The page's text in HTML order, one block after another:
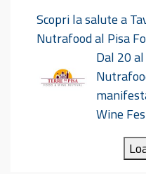
contemporanea:
sperimentali nel
nell’ambito del
sperimentali_15-
Scopri la salute a
Nutrafood al Pisa
Dal 20
Wine
iniziative dal titolo
Durante tutta la